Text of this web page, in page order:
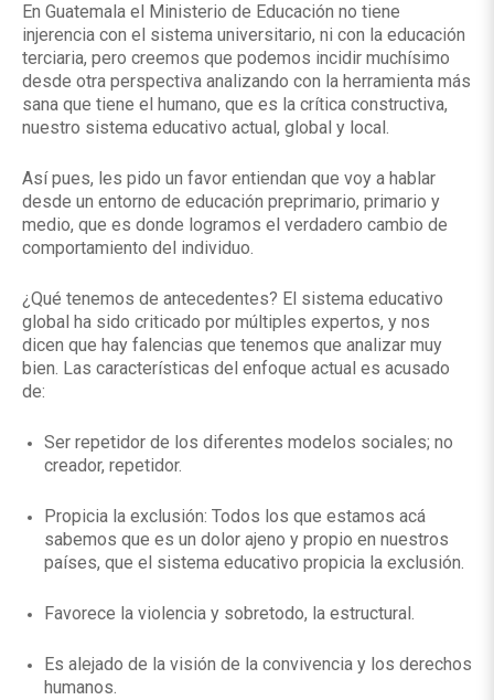
En Guatemala el Ministerio de Educación no tiene
injerencia con el sistema universitario, ni con la educación
terciaria, pero creemos que podemos incidir muchísimo
desde otra perspectiva analizando con la herramienta más
sana que tiene el humano, que es la crítica constructiva,
nuestro sistema educativo actual, global y local.
Así pues, les pido un favor entiendan que voy a hablar
desde un entorno de educación preprimario, primario y
medio, que es donde logramos el verdadero cambio de
comportamiento del individuo.
¿Qué tenemos de antecedentes? El sistema educativo
global ha sido criticado por múltiples expertos, y nos
dicen que hay falencias que tenemos que analizar muy
bien. Las características del enfoque actual es acusado
de:
Ser repetidor de los diferentes modelos sociales; no
creador, repetidor.
Propicia la exclusión: Todos los que estamos acá
sabemos que es un dolor ajeno y propio en nuestros
países, que el sistema educativo propicia la exclusión.
Favorece la violencia y sobretodo, la estructural.
Es alejado de la visión de la convivencia y los derechos
humanos.